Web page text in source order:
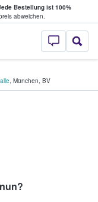
Bestellung ist 100%
abweichen.
- Wo
, München, BV